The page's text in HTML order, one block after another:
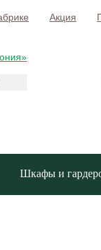
Акция
Шкафы и